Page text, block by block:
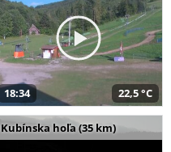
18:34 22,5 °C
Kubínska hoľa (35 km)